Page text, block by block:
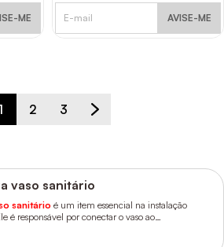
ME AVISE-ME
2 3
vaso sanitário
sanitário é um item essencial na instalação
é responsável por conectar o vaso ao
correto de água e o descarte dos resíduos. Ou
sanitário simplesmente não funciona.